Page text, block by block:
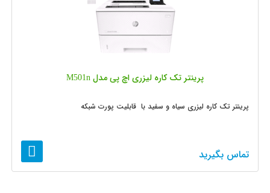
پرینتر تک کاره لیزری اچ پی مدل M501n
پرینتر تک کاره لیزری سیاه و سفید با قابلیت پورت شبکه
تماس بگیرید